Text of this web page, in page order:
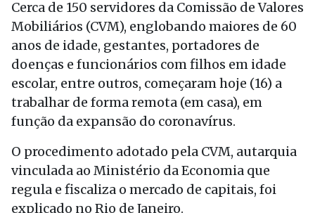
Cerca de 150 servidores da Comissão de Valores
Mobiliários (CVM), englobando maiores de 60
anos de idade, gestantes, portadores de
doenças e funcionários com filhos em idade
escolar, entre outros, começaram hoje (16) a
trabalhar de forma remota (em casa), em
função da expansão do coronavírus.
O procedimento adotado pela CVM, autarquia
vinculada ao Ministério da Economia que
regula e fiscaliza o mercado de capitais, foi
explicado no Rio de Janeiro.